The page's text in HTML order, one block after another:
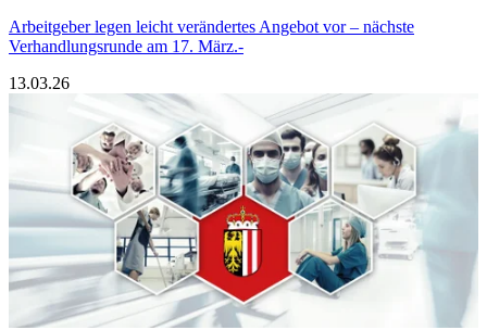
Arbeitgeber legen leicht verändertes Angebot vor – nächste
Verhandlungsrunde am 17. März.-
13.03.26